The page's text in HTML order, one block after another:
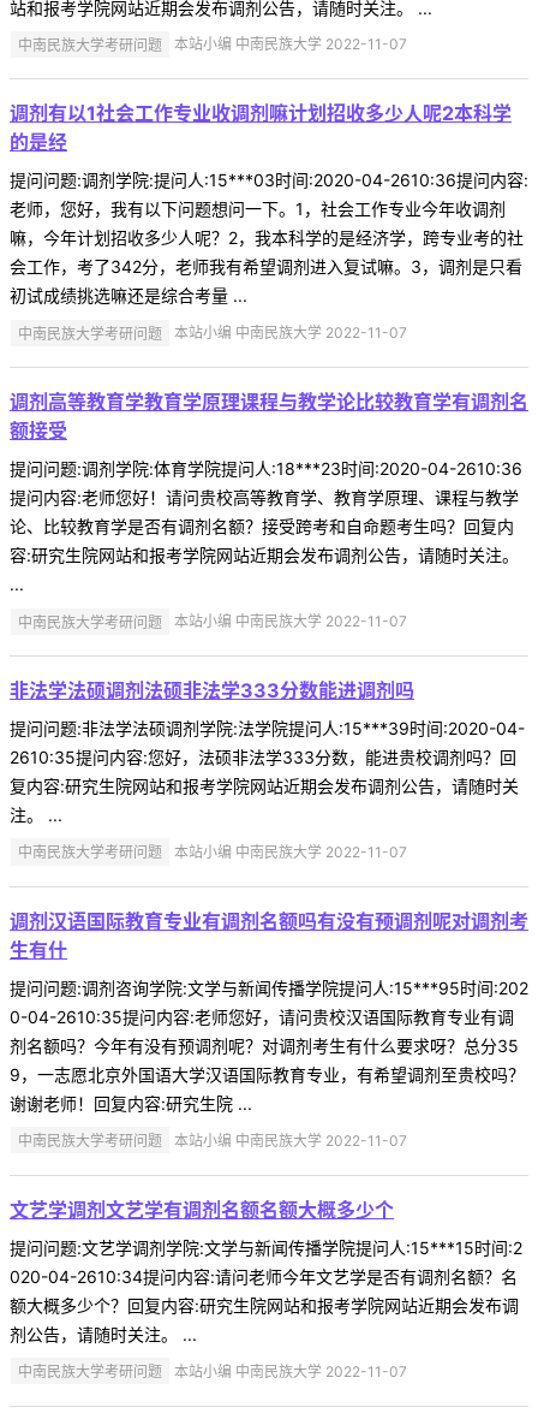
站和报考学院网站近期会发布调剂公告，请随时关注。 ...
中南民族大学考研问题 本站小编 中南民族大学 2022-11-07
调剂有以1社会工作专业收调剂嘛计划招收多少人呢2本科学
的是经
提问问题:调剂学院:提问人:15***03时间:2020-04-2610:36提问内容:
老师，您好，我有以下问题想问一下。1，社会工作专业今年收调剂
嘛，今年计划招收多少人呢？2，我本科学的是经济学，跨专业考的社
会工作，考了342分，老师我有希望调剂进入复试嘛。3，调剂是只看
初试成绩挑选嘛还是综合考量 ...
中南民族大学考研问题 本站小编 中南民族大学 2022-11-07
调剂高等教育学教育学原理课程与教学论比较教育学有调剂名
额接受
提问问题:调剂学院:体育学院提问人:18***23时间:2020-04-2610:36
提问内容:老师您好！请问贵校高等教育学、教育学原理、课程与教学
论、比较教育学是否有调剂名额？接受跨考和自命题考生吗？回复内
容:研究生院网站和报考学院网站近期会发布调剂公告，请随时关注。
...
中南民族大学考研问题 本站小编 中南民族大学 2022-11-07
非法学法硕调剂法硕非法学333分数能进调剂吗
提问问题:非法学法硕调剂学院:法学院提问人:15***39时间:2020-04-
2610:35提问内容:您好，法硕非法学333分数，能进贵校调剂吗？回
复内容:研究生院网站和报考学院网站近期会发布调剂公告，请随时关
注。 ...
中南民族大学考研问题 本站小编 中南民族大学 2022-11-07
调剂汉语国际教育专业有调剂名额吗有没有预调剂呢对调剂考
生有什
提问问题:调剂咨询学院:文学与新闻传播学院提问人:15***95时间:202
0-04-2610:35提问内容:老师您好，请问贵校汉语国际教育专业有调
剂名额吗？今年有没有预调剂呢？对调剂考生有什么要求呀？总分35
9，一志愿北京外国语大学汉语国际教育专业，有希望调剂至贵校吗？
谢谢老师！回复内容:研究生院 ...
中南民族大学考研问题 本站小编 中南民族大学 2022-11-07
文艺学调剂文艺学有调剂名额名额大概多少个
提问问题:文艺学调剂学院:文学与新闻传播学院提问人:15***15时间:2
020-04-2610:34提问内容:请问老师今年文艺学是否有调剂名额？名
额大概多少个？回复内容:研究生院网站和报考学院网站近期会发布调
剂公告，请随时关注。 ...
中南民族大学考研问题 本站小编 中南民族大学 2022-11-07